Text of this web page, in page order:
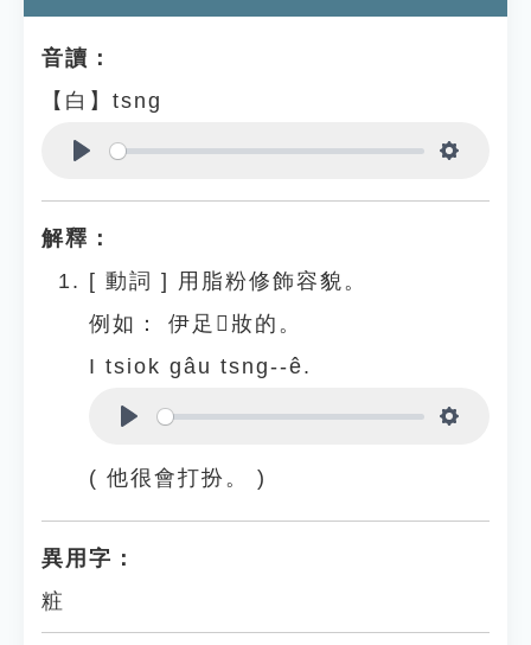
音讀：
【白】tsng
解釋：
[ 動詞 ] 用脂粉修飾容貌。
例如：
伊足𠢕妝的。
I tsiok gâu tsng--ê.
( 他很會打扮。 )
異用字：
粧